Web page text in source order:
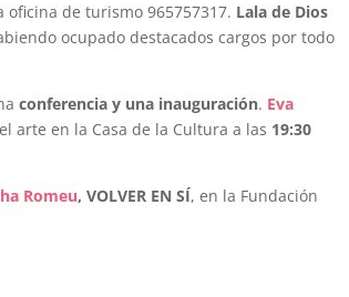
de turismo 965757317. Lala de Dios
ocupado destacados cargos por todo
conferencia y una inauguración. Eva
en la Casa de la Cultura a las 19:30
Romeu, VOLVER EN SÍ, en la Fundación